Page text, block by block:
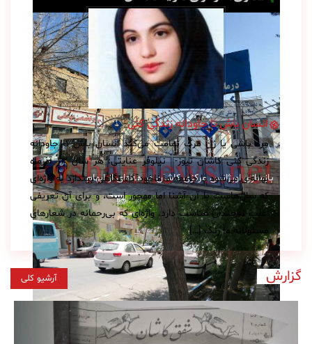
بازسازی اورژانس مرکزی کاشان در هاله‌ای از ابهام
انسان باش تا جاودانه زندگی کنی
مرد باشی یا زن مرگ تمامت می‌کند انسان باش تا جاودانه
زندگی کنی کاشان نیوز- نیلوفر عنایتی: هر سال ۱۳ آذرماه
بهانه‌ای می‌شود تا جامعه ما ناخودآگاه نگاهی بیندازد به واژه‌ای
که سال‌هاست با آن آشنا اما مهجور است، و برای آن تعریفی
اغلب نه‌چندان مناسب دارد. واژه‌ای که بی‌رحمانه در شعارهای
مسئولانه ما رنگ […]
گزارش آرشیو کلی